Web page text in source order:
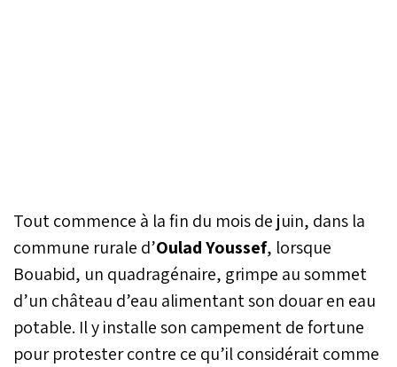
Tout commence à la fin du mois de juin, dans la
commune rurale d’Oulad Youssef, lorsque
Bouabid, un quadragénaire, grimpe au sommet
d’un château d’eau alimentant son douar en eau
potable. Il y installe son campement de fortune
pour protester contre ce qu’il considérait comme